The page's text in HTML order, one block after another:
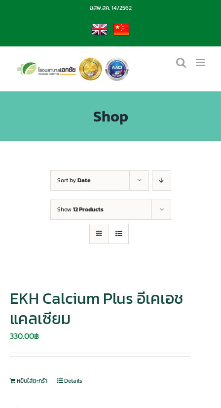
ฆสพ.สค. 14/2562
EN CN
Shop
Sort byDate
Show12 Products
EKH Calcium Plus อีเคเอช
แคลเซียม
330.00฿
หยิบใส่ตะกร้า Details